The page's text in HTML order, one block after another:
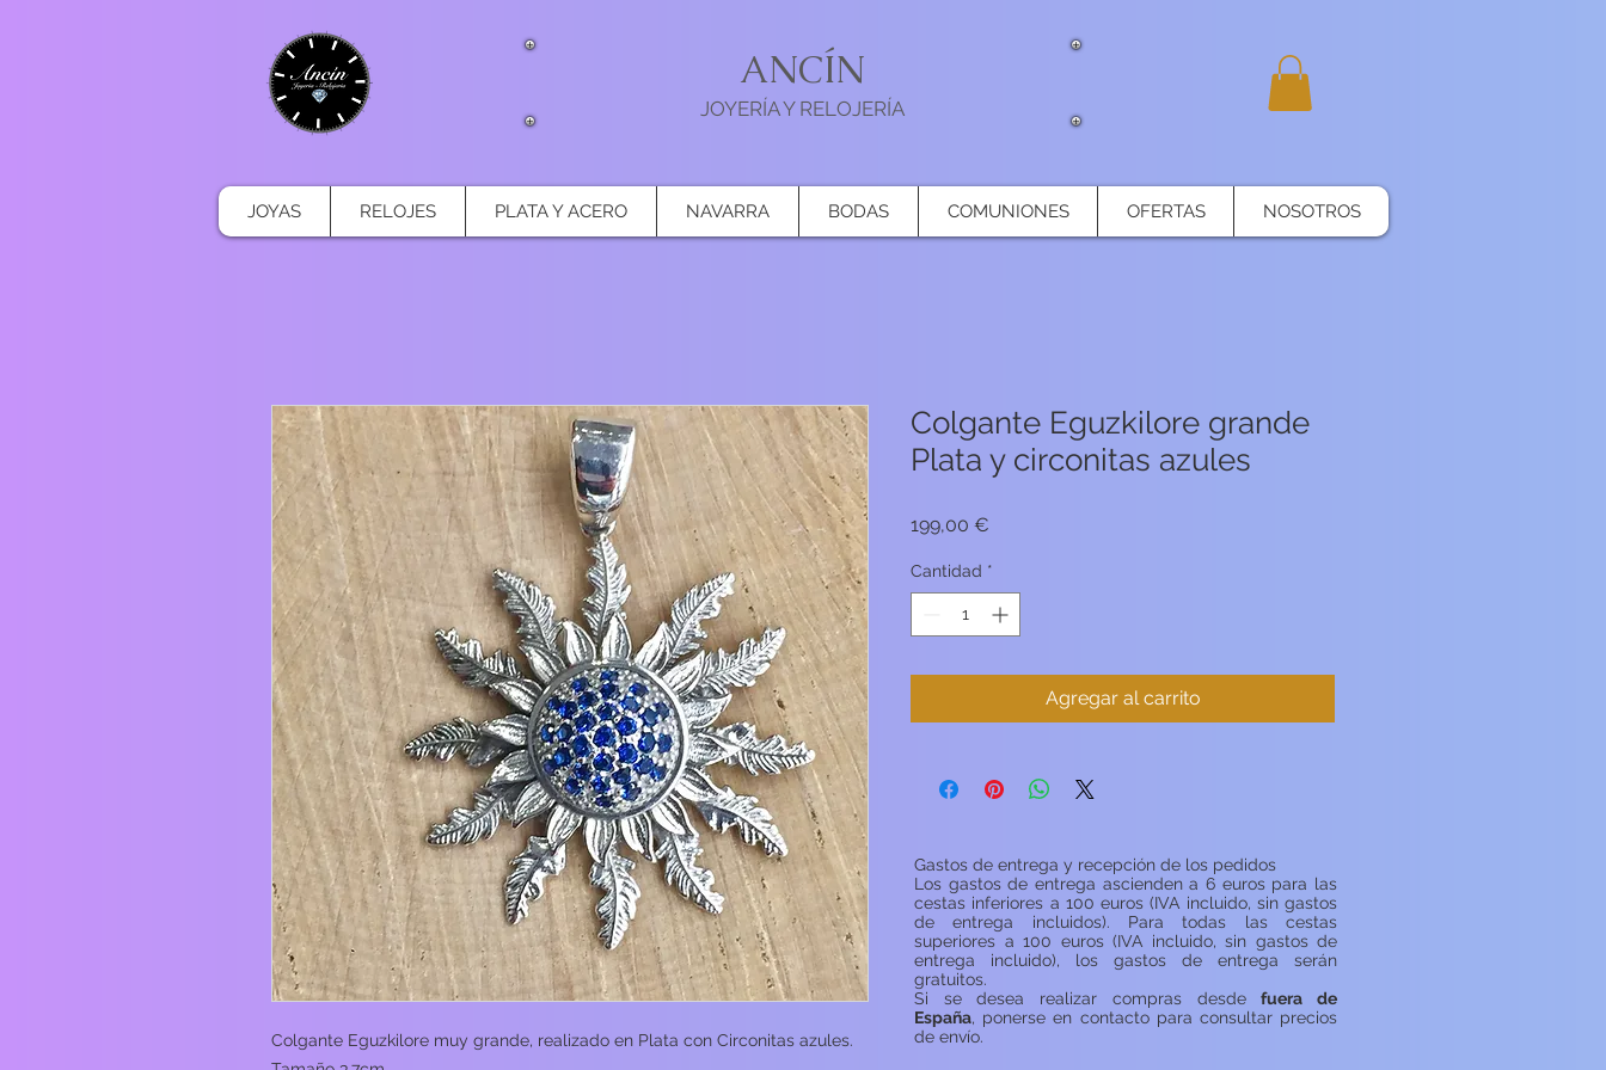
ANCÍN
JOYERÍA Y RELOJERÍA
JOYAS RELOJES PLATA Y ACERO NAVARRA BODAS COMUNIONES OFERTAS NOSOTROS
Colgante Eguzkilore muy grande, realizado en Plata con Circonitas azules.
Colgante Eguzkilore grande
Plata y circonitas azules
199,00 €
Cantidad *
Agregar al carrito
Gastos de entrega y recepción de los pedidos
Los gastos de entrega ascienden a 6 euros para las
cestas inferiores a 100 euros (IVA incluido, sin gastos
de entrega incluidos). Para todas las cestas
superiores a 100 euros (IVA incluido, sin gastos de
entrega incluido), los gastos de entrega serán
gratuitos.
Si se desea realizar compras desdefuera de
España, ponerse en contacto para consultar precios
de envío.